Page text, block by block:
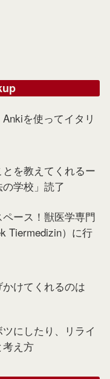
を使ってイタリ
を教えてくれるー
学校」読了
ース！獣医学専門
Tiermedizin）に行
けてくれるのは
にしたり、リライ
考え方